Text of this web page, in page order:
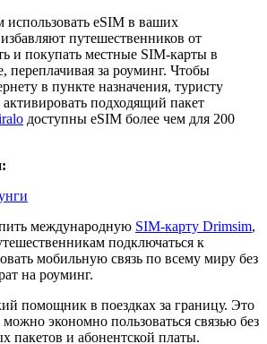
eSIM в ваших
путешественников от
и покупать местные SIM-карты в
переплачивая за роуминг. Чтобы
в пункте назначения, туристу
подходящий пакет
доступны eSIM более чем для 200
международную SIM-карту Drimsim,
подключаться к
мобильную связь по всему миру без
на роуминг.
помощник в поездках за границу. Это
экономно пользоваться связью без
пакетов и абонентской платы.